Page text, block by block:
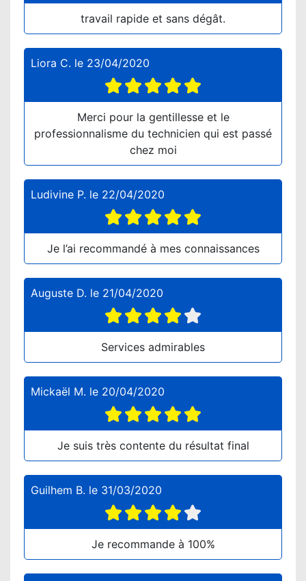
travail rapide et sans dégât.
Liora C. le 23/04/2020
Merci pour la gentillesse et le
professionnalisme du technicien qui est passé
chez moi
Ludivine P. le 22/04/2020
Je l’ai recommandé à mes connaissances
Auguste D. le 21/04/2020
Services admirables
Mickaël M. le 20/04/2020
Je suis très contente du résultat final
Guilhem B. le 31/03/2020
Je recommande à 100%